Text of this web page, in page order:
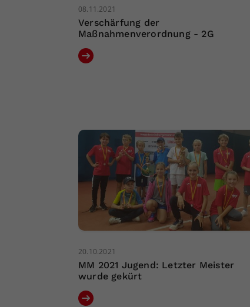
08.11.2021
Verschärfung der
Maßnahmenverordnung - 2G
20.10.2021
MM 2021 Jugend: Letzter Meister
wurde gekürt